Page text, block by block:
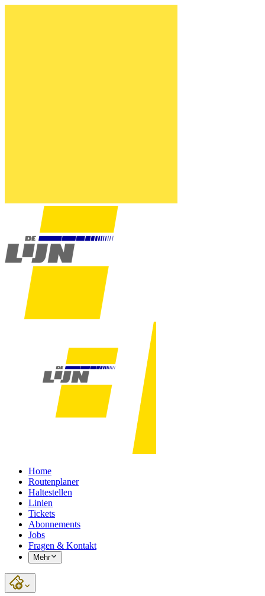
Home
Routenplaner
Haltestellen
Linien
Tickets
Abonnements
Jobs
Fragen & Kontakt
Mehr